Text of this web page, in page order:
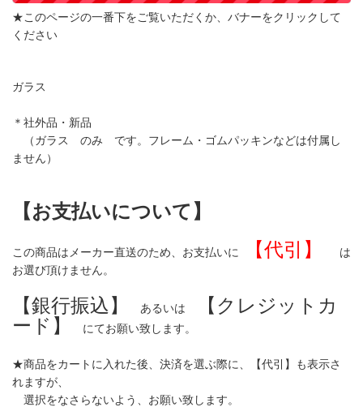
★このページの一番下をご覧いただくか、バナーをクリックして
ください
ガラス
＊社外品・新品
（ガラス のみ です。フレーム・ゴムパッキンなどは付属し
ません）
【お支払いについて】
この商品はメーカー直送のため、お支払いに 【代引】
は
お選び頂けません。
【銀行振込】 あるいは
【クレジットカ
ード】
にてお願い致します。
★商品をカートに入れた後、決済を選ぶ際に、【代引】も表示さ
れますが、
選択をなさらないよう、お願い致します。